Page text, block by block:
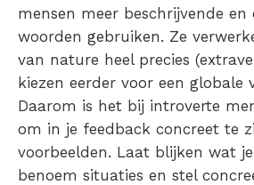
mensen meer beschrijvende en
woorden gebruiken. Ze
van nature heel precies
kiezen eerder voor een globale
Daarom is het bij introverte
om in je feedback concreet te
voorbeelden. Laat blijken wat
benoem situaties en stel